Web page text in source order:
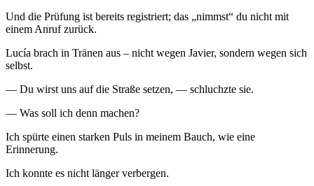
Und die Prüfung ist bereits registriert; das „nimmst“ du nicht mit
einem Anruf zurück.
Lucía brach in Tränen aus – nicht wegen Javier, sondern wegen sich
selbst.
— Du wirst uns auf die Straße setzen, — schluchzte sie.
— Was soll ich denn machen?
Ich spürte einen starken Puls in meinem Bauch, wie eine
Erinnerung.
Ich konnte es nicht länger verbergen.